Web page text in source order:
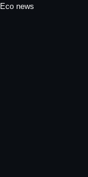
news